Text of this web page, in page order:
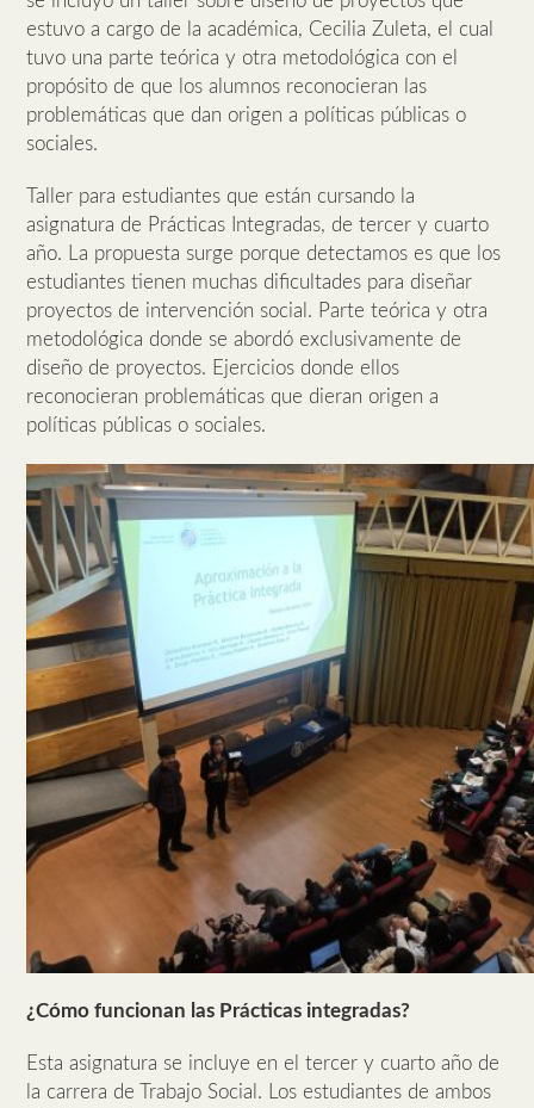
estuvo a cargo de la académica, Cecilia Zuleta, el cual
tuvo una parte teórica y otra metodológica con el
propósito de que los alumnos reconocieran las
problemáticas que dan origen a políticas públicas o
sociales.
Taller para estudiantes que están cursando la
asignatura de Prácticas Integradas, de tercer y cuarto
año. La propuesta surge porque detectamos es que los
estudiantes tienen muchas dificultades para diseñar
proyectos de intervención social. Parte teórica y otra
metodológica donde se abordó exclusivamente de
diseño de proyectos. Ejercicios donde ellos
reconocieran problemáticas que dieran origen a
políticas públicas o sociales.
¿Cómo funcionan las Prácticas integradas?
Esta asignatura se incluye en el tercer y cuarto año de
la carrera de Trabajo Social. Los estudiantes de ambos